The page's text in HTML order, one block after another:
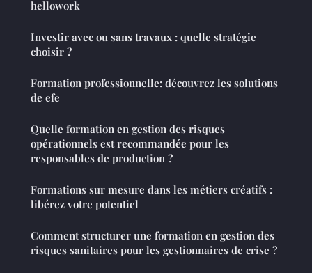
hellowork
Investir avec ou sans travaux : quelle stratégie
choisir ?
Formation professionnelle: découvrez les solutions
de efe
Quelle formation en gestion des risques
opérationnels est recommandée pour les
responsables de production ?
Formations sur mesure dans les métiers créatifs :
libérez votre potentiel
Comment structurer une formation en gestion des
risques sanitaires pour les gestionnaires de crise ?